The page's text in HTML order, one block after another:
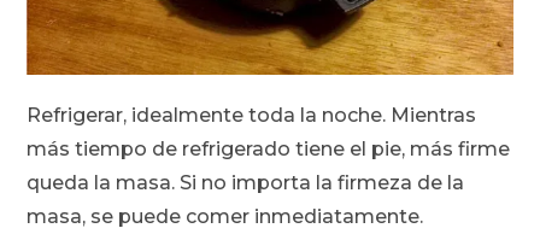
Refrigerar, idealmente toda la noche. Mientras
más tiempo de refrigerado tiene el pie, más firme
queda la masa. Si no importa la firmeza de la
masa, se puede comer inmediatamente.